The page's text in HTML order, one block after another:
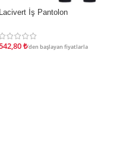
İNDIRIM
Lacivert İş Pantolon
₺'den başlayan fiyatlarla